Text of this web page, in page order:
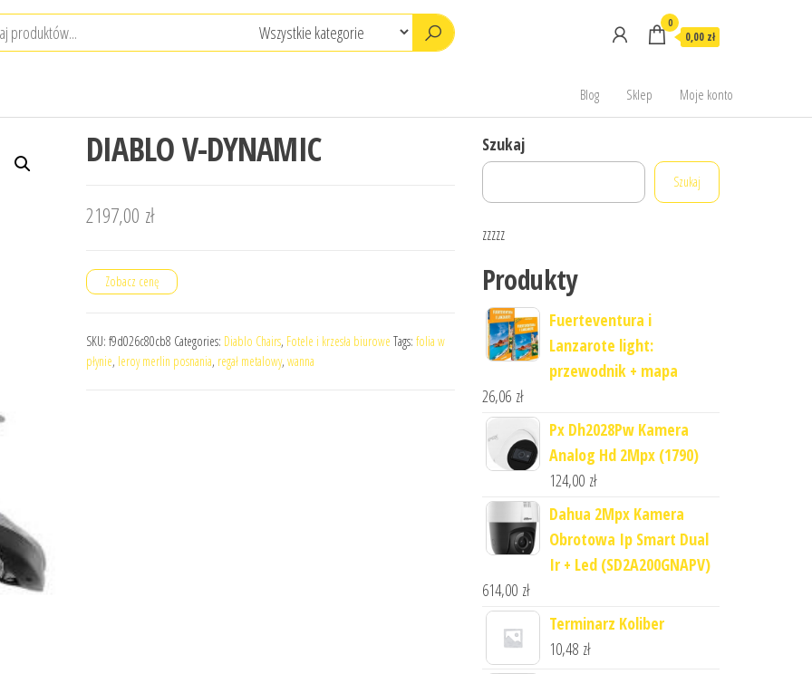
0
0,00 zł
Blog Sklep Moje konto
DIABLO V-DYNAMIC
2197,00 zł
Zobacz cenę
SKU: f9d026c80cb8 Categories: Diablo Chairs, Fotele i krzesła biurowe Tags: folia w
płynie, leroy merlin posnania, regał metalowy, wanna
Szukaj
Szukaj
zzzzz
Produkty
Fuerteventura i
Lanzarote light:
przewodnik + mapa
26,06 zł
Px Dh2028Pw Kamera
Analog Hd 2Mpx (1790)
124,00 zł
Dahua 2Mpx Kamera
Obrotowa Ip Smart Dual
Ir + Led (SD2A200GNAPV)
614,00 zł
Terminarz Koliber
10,48 zł